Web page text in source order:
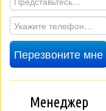
Перезвоните мне
Менеджер